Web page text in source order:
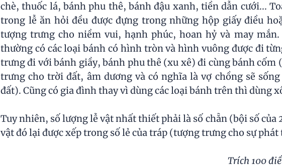
chè, thuốc lá, bánh phu thê, bánh đậu xanh, tiền dẫn cưới...
trong lễ ăn hỏi đều được đựng trong những hộp giấy điều
tượng trưng cho niềm vui, hạnh phúc, hoan hỷ và may
thường có các loại bánh có hình tròn và hình vuông được đi
trưng đi với bánh giầy, bánh phu thê (xu xê) đi cùng bánh
trưng cho trời đất, âm dương và có nghĩa là vợ chồng sẽ
đất). Cũng có gia đình thay vì dùng các loại bánh trên thì dùng
Tuy nhiên, số lượng lễ vật nhất thiết phải là số chẵn (bội số
vật đó lại được xếp trong số lẻ của tráp (tượng trưng cho sự
Trích 100